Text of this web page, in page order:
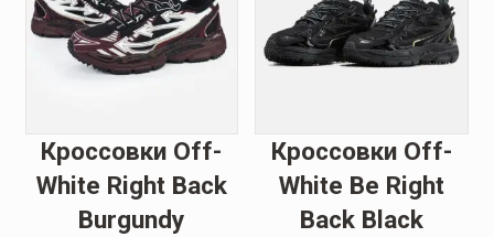
Кроссовки Off-
White Right Back
Burgundy
Кроссовки Off-
White Be Right
Back Black